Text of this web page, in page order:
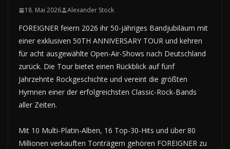
18. Mai 2026 Alexander Stock
FOREIGNER feiern 2026 ihr 50-jähriges Bandjubiläum mit
einer exklusiven 50TH ANNIVERSARY TOUR und kehren
für acht ausgewählte Open-Air-Shows nach Deutschland
zurück. Die Tour bietet einen Rückblick auf fünf
Jahrzehnte Rockgeschichte und vereint die größten
Hymnen einer der erfolgreichsten Classic-Rock-Bands
aller Zeiten.
Mit 10 Multi-Platin-Alben, 16 Top-30-Hits und über 80
Millionen verkauften Tonträgern gehören FOREIGNER zu